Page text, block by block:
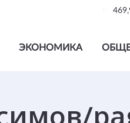
ЭКОНОМИКА